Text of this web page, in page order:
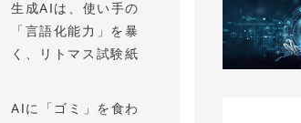
生成AIは、使い手の
「言語化能力」を暴
く、リトマス試験紙
AIに「ゴミ」を食わ